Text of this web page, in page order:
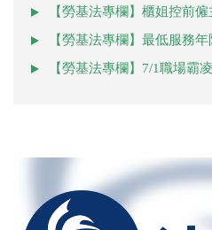
【勞基法專欄】櫃姐控前
【勞基法專欄】最低服務
【勞基法專欄】7/1職場霸